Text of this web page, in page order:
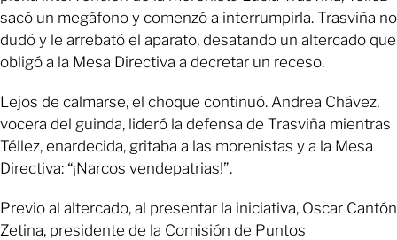
sacó un megáfono y comenzó a interrumpirla. Trasviña no
dudó y le arrebató el aparato, desatando un altercado que
obligó a la Mesa Directiva a decretar un receso.
Lejos de calmarse, el choque continuó. Andrea Chávez,
vocera del guinda, lideró la defensa de Trasviña mientras
Téllez, enardecida, gritaba a las morenistas y a la Mesa
Directiva: “¡Narcos vendepatrias!”.
Previo al altercado, al presentar la iniciativa, Oscar Cantón
Zetina, presidente de la Comisión de Puntos